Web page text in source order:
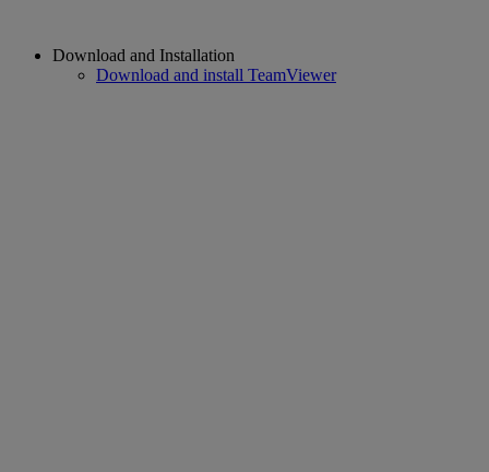
Download and Installation
Download and install TeamViewer